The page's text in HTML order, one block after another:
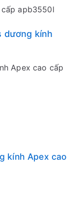
apb3550l
dương kính
Apex cao cấp
kính Apex cao